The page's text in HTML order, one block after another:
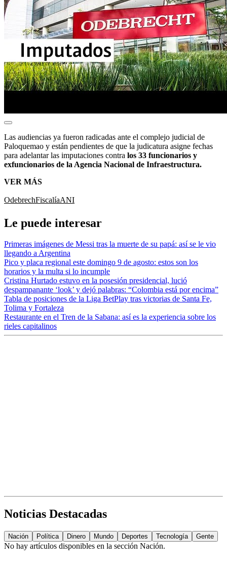
Las audiencias ya fueron radicadas ante el complejo judicial de
Paloquemao y están pendientes de que la judicatura asigne fechas
para adelantar las imputaciones contra los 33 funcionarios y
exfuncionarios de la Agencia Nacional de Infraestructura.
VER MÁS
OdebrechFiscalíaANI
Le puede interesar
Primeras imágenes de Messi tras la muerte de su papá: así se le vio
llegando a Argentina
Pico y placa regional este domingo 9 de agosto: estos son los
horarios y la multa si lo incumple
Cristina Hurtado estuvo en la posesión presidencial, lució
despampanante ‘look’ y dejó palabras: “Colombia está por encima”
Tabla de posiciones de la Liga BetPlay tras victorias de Santa Fe,
Tolima y Fortaleza
Restaurante en el Tren de la Sabana: así es la experiencia sobre los
rieles capitalinos
Noticias Destacadas
Nación Política Dinero Mundo Deportes Tecnología Gente
No hay artículos disponibles en la sección Nación.